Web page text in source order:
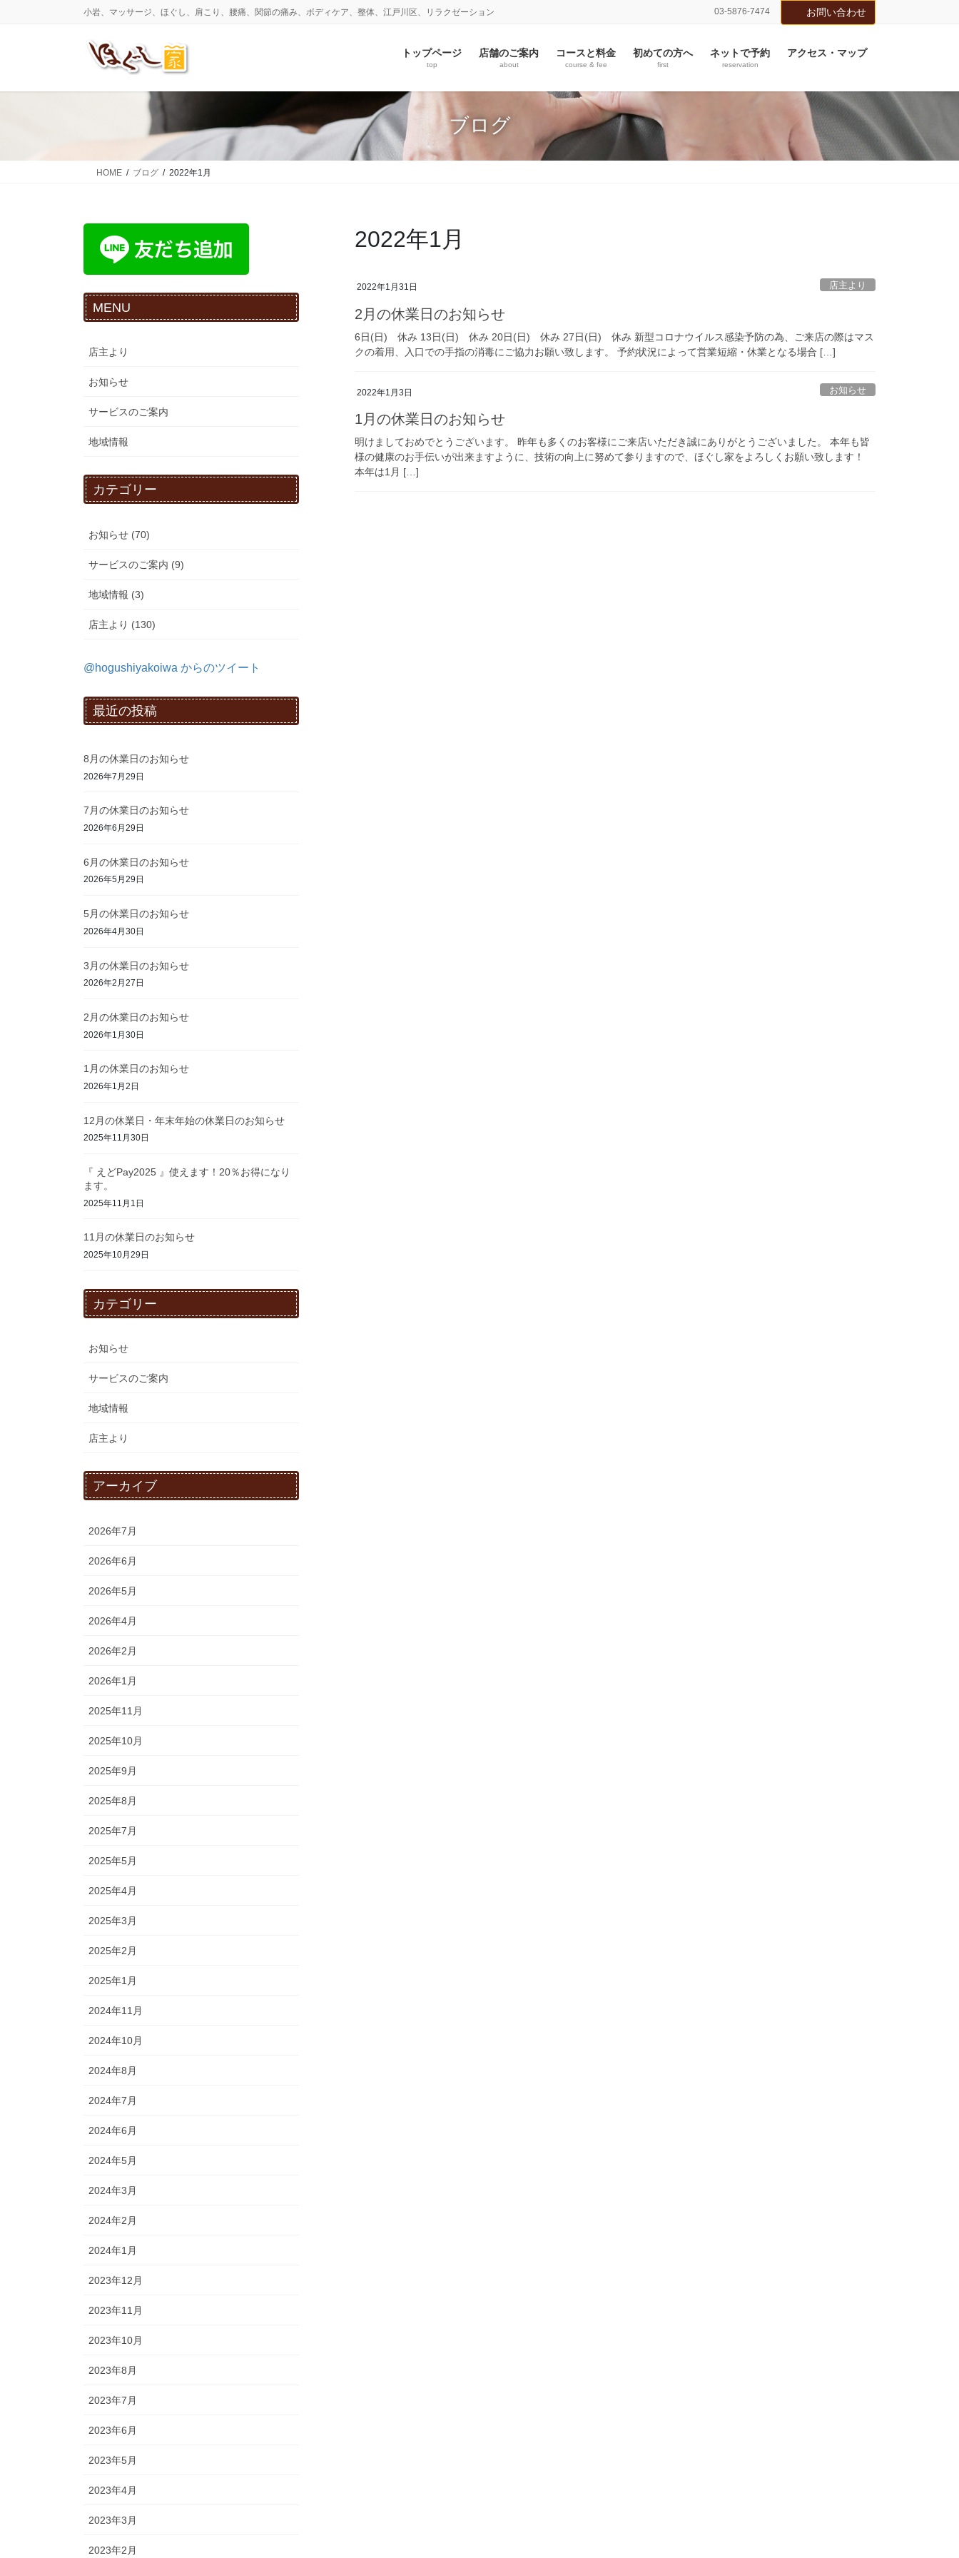
に
ョ
動
小岩、マッサージ、ほぐし、肩こり、腰痛、関節の痛み、ボディケア、整体、江戸川区、リラクゼーション 03-5876-7474 お問い合わせ
トップページ
top
店舗のご案内
about
コースと料金
course & fee
初めての方へ
first
ネットで予約
reservation
アクセス・マップ
ブログ
HOME ブログ 2022年1月
2022年1月
2022年1月31日 店主より
2月の休業日のお知らせ
6日(日) 休み 13日(日) 休み 20日(日) 休み 27日(日) 休み 新型コロナウイルス感染予防の為、ご来店の際はマス
クの着用、入口での手指の消毒にご協力お願い致します。 予約状況によって営業短縮・休業となる場合 […]
2022年1月3日 お知らせ
1月の休業日のお知らせ
明けましておめでとうございます。 昨年も多くのお客様にご来店いただき誠にありがとうございました。 本年も皆
様の健康のお手伝いが出来ますように、技術の向上に努めて参りますので、ほぐし家をよろしくお願い致します！
本年は1月 […]
MENU
店主より
お知らせ
サービスのご案内
地域情報
カテゴリー
お知らせ (70)
サービスのご案内 (9)
地域情報 (3)
店主より (130)
@hogushiyakoiwa からのツイート
最近の投稿
8月の休業日のお知らせ
2026年7月29日
7月の休業日のお知らせ
2026年6月29日
6月の休業日のお知らせ
2026年5月29日
5月の休業日のお知らせ
2026年4月30日
3月の休業日のお知らせ
2026年2月27日
2月の休業日のお知らせ
2026年1月30日
1月の休業日のお知らせ
2026年1月2日
12月の休業日・年末年始の休業日のお知らせ
2025年11月30日
『 えどPay2025 』使えます！20％お得になり
ます。
2025年11月1日
11月の休業日のお知らせ
2025年10月29日
カテゴリー
お知らせ
サービスのご案内
地域情報
店主より
アーカイブ
2026年7月
2026年6月
2026年5月
2026年4月
2026年2月
2026年1月
2025年11月
2025年10月
2025年9月
2025年8月
2025年7月
2025年5月
2025年4月
2025年3月
2025年2月
2025年1月
2024年11月
2024年10月
2024年8月
2024年7月
2024年6月
2024年5月
2024年3月
2024年2月
2024年1月
2023年12月
2023年11月
2023年10月
2023年8月
2023年7月
2023年6月
2023年5月
2023年4月
2023年3月
2023年2月